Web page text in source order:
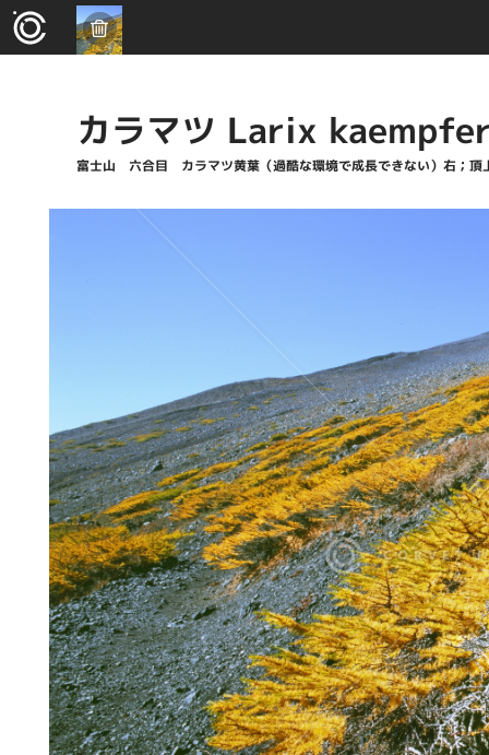
カラマツ Larix
富士山 六合目 カラマツ黄葉（過酷な環境で成長できない）右；